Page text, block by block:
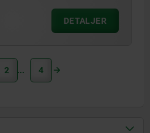
DETALJER
2 4